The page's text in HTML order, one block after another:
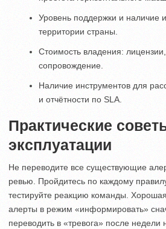
Уровень поддержки и наличие
территории страны.
Стоимость владения:
сопровождение.
Наличие инструментов для
и отчётности по SLA.
Практические
эксплуатации
Не переводите все существующие
ревью. Пройдитесь по каждому
тестируйте реакцию команды.
алерты в режим «информировать»
переводить в «тревога» после недели